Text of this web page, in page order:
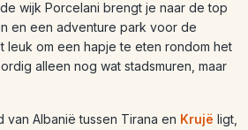
wijk Porcelani brengt je naar de top
en een adventure park voor de
leuk om een hapje te eten rondom het
alleen nog wat stadsmuren, maar
Albanië tussen Tirana en Krujë ligt,